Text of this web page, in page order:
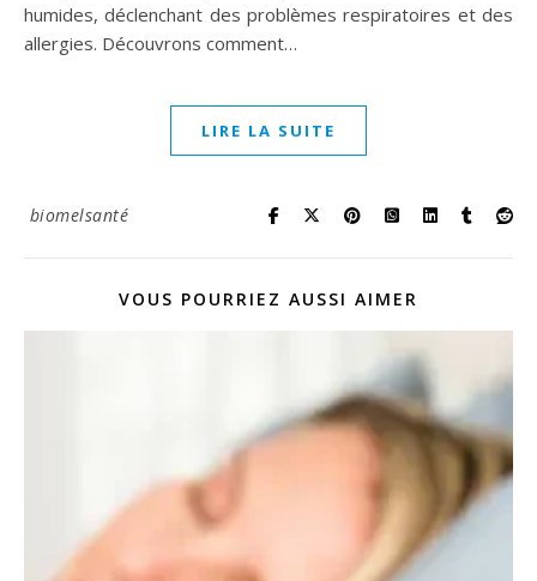
humides, déclenchant des problèmes respiratoires et des
allergies. Découvrons comment…
LIRE LA SUITE
biomelsanté
VOUS POURRIEZ AUSSI AIMER